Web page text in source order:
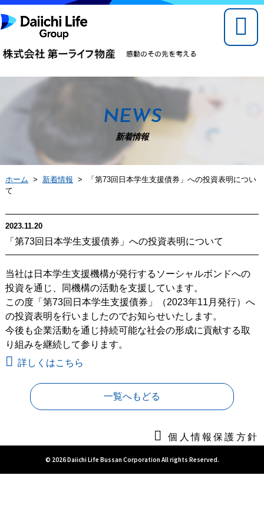
NEWS
新着情報
ホーム > 新着情報 > 「第73回日本学生支援債券」への投資表明につい
て
2023.11.20
「第73回日本学生支援債券」への投資表明について
当社は日本学生支援機構が発行するソーシャルボンドへの
投資を通じ、同機構の活動を支援しています。
この度「第73回日本学生支援債券」（2023年11月発行）へ
の投資表明を行いましたのでお知らせいたします。
今後も企業活動を通じ持続可能な社会の形成に貢献する取
り組みを継続して参ります。
詳しくはこちら
一覧へもどる
個人情報保護方針
© 2026 Daiichi Life Bussan Corporation All rights Reserved.